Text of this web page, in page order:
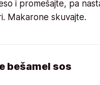
i promešajte, pa
Makarone skuvajte.
bešamel sos